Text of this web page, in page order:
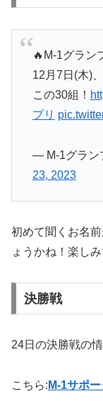
🔥M-1グラン
12月7日(木)
この30組！
プリ
— M-1グラン
23, 2023
初めて聞くお名
ょうかね！楽し
決勝戦
24日の決勝戦の
こちら: M-1サポ